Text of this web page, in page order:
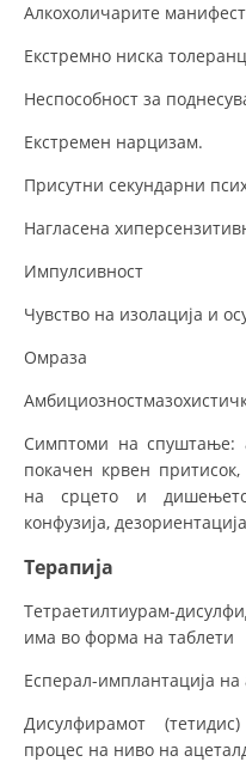
Алкохоличарите
Екстремно ниска
Неспособност за
Екстремен нарцизам.
Присутни секундарни
Нагласена
Импулсивност
Чувство на изолација и
Омраза
Симптоми на спуштање:
покачен крвен
на срцето и
конфузија,
Терапија
Тетраетилтиурам-
има во форма на таблети
Есперал-имплантација на
Дисулфирамот
процес на ниво на